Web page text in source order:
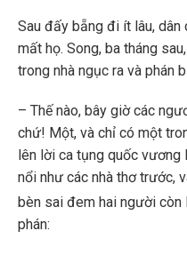
Sau đấy bẵng đi ít lâu, dân
mất họ. Song, ba tháng
trong nhà ngục ra và phán
– Thế nào, bây giờ các
chứ! Một, và chỉ có một
lên lời ca tụng quốc vương
nổi như các nhà thơ trước,
bèn sai đem hai người còn
phán: